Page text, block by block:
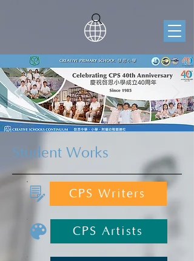
Student Works
CPS Writers
CPS Artists